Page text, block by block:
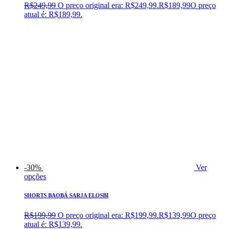
R$249,99 O preço original era: R$249,99.R$189,99O preço
atual é: R$189,99.
-30%
Ver
opções
SHORTS BAOBÁ SARJA ELOSBI
R$199,99 O preço original era: R$199,99.R$139,99O preço
atual é: R$139,99.